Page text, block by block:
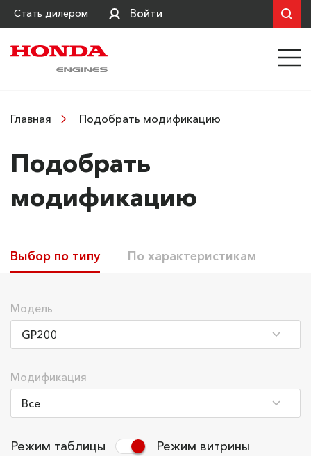
Стать дилером Войти
Главная Подобрать модификацию
Подобрать
модификацию
Выбор по типу По характеристикам
Модель
Модификация
Режим таблицы Режим витрины